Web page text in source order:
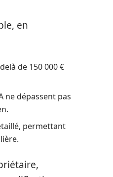
en
de 150 000 €
ne dépassent pas
permettant